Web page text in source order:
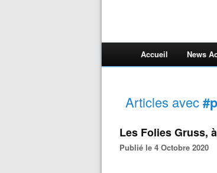
Accueil News
Articles avec
Les Folies Gruss,
Publié le 4 Octobre 2020